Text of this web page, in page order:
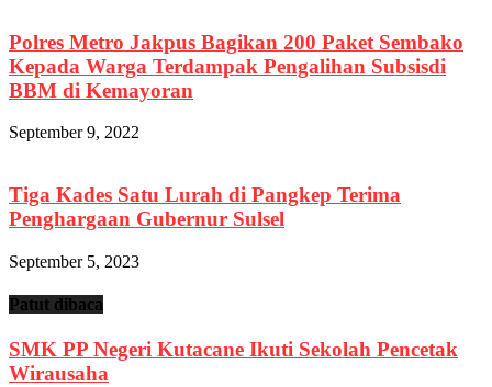
Polres Metro Jakpus Bagikan 200 Paket Sembako
Kepada Warga Terdampak Pengalihan Subsisdi
BBM di Kemayoran
September 9, 2022
Tiga Kades Satu Lurah di Pangkep Terima
Penghargaan Gubernur Sulsel
September 5, 2023
Patut dibaca
SMK PP Negeri Kutacane Ikuti Sekolah Pencetak
Wirausaha